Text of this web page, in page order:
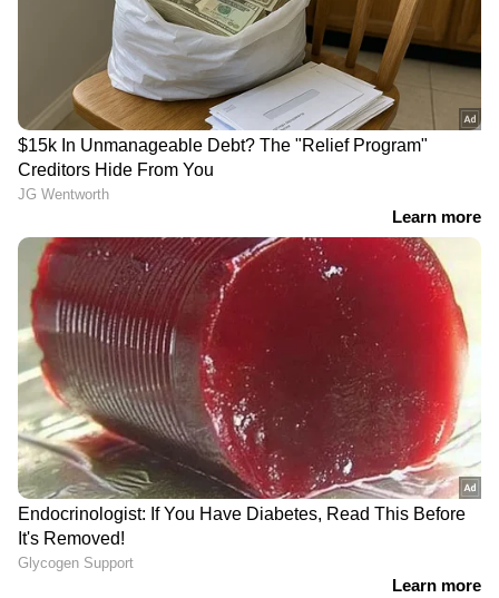
5. വിദ്യാഭ്യാസ/പ്രവൃത്തിപരിചയ രേഖകളുടെ
പകർപ്പുകളും വിദേശമലയാളികൾ സാധാരണ
നേരിടുന്ന നിയമപ്രശ്നങ്ങളും അവയ്ക്കുള്ള
പരിഹാര സാദ്ധ്യതകളും സംബന്ധിച്ച് 200
വാക്കിൽ കുറയാത്ത ഒരു കുറിപ്പും
മലയാളത്തിൽ തയ്യാറാക്കി അപേക്ഷയോടൊപ്പം